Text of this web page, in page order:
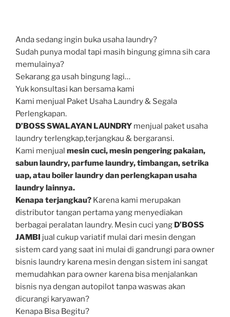
Anda sedang ingin buka usaha laundry?
Sudah punya modal tapi masih bingung gimna sih cara
memulainya?
Sekarang ga usah bingung lagi…
Yuk konsultasi kan bersama kami
Kami menjual Paket Usaha Laundry & Segala
Perlengkapan.
D’BOSS SWALAYAN LAUNDRY menjual paket usaha
laundry terlengkap,terjangkau & bergaransi.
Kami menjual mesin cuci, mesin pengering pakaian,
sabun laundry, parfume laundry, timbangan, setrika
uap, atau boiler laundry dan perlengkapan usaha
laundry lainnya.
Kenapa terjangkau? Karena kami merupakan
distributor tangan pertama yang menyediakan
berbagai peralatan laundry. Mesin cuci yang D’BOSS
JAMBI jual cukup variatif mulai dari mesin dengan
sistem card yang saat ini mulai di gandrungi para owner
bisnis laundry karena mesin dengan sistem ini sangat
memudahkan para owner karena bisa menjalankan
bisnis nya dengan autopilot tanpa waswas akan
dicurangi karyawan?
Kenapa Bisa Begitu?